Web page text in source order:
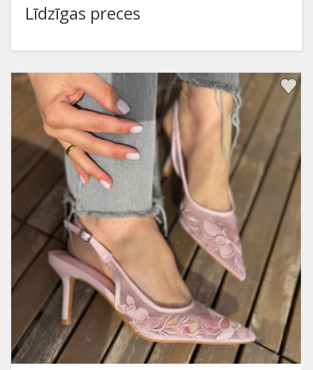
Līdzīgas preces